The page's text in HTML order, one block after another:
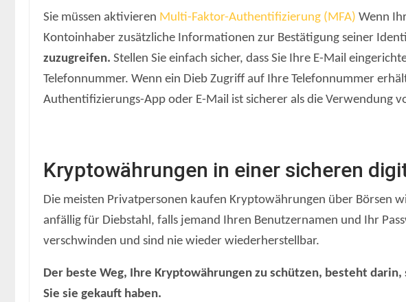
Sie müssen aktivieren Multi-Faktor-Authentifizierung (MFA) Wenn
Kontoinhaber zusätzliche Informationen zur Bestätigung seiner
zuzugreifen. Stellen Sie einfach sicher, dass Sie Ihre E-Mail
Telefonnummer. Wenn ein Dieb Zugriff auf Ihre Telefonnummer
Authentifizierungs-App oder E-Mail ist sicherer als die Verwendung
Kryptowährungen in einer sicheren
Die meisten Privatpersonen kaufen Kryptowährungen über Börsen
anfällig für Diebstahl, falls jemand Ihren Benutzernamen und Ihr
verschwinden und sind nie wieder wiederherstellbar.
Der beste Weg, Ihre Kryptowährungen zu schützen, besteht
Sie sie gekauft haben.